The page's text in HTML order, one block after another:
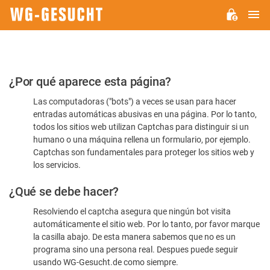
Por
favor,
confirme
humano
¿Por qué aparece esta página?
Las computadoras ("bots") a veces se usan para hacer
entradas automáticas abusivas en una página. Por lo tanto,
todos los sitios web utilizan Captchas para distinguir si un
humano o una máquina rellena un formulario, por ejemplo.
Captchas son fundamentales para proteger los sitios web y
los servicios.
¿Qué se debe hacer?
Resolviendo el captcha asegura que ningún bot visita
automáticamente el sitio web. Por lo tanto, por favor marque
la casilla abajo. De esta manera sabemos que no es un
programa sino una persona real. Despues puede seguir
usando WG-Gesucht.de como siempre.